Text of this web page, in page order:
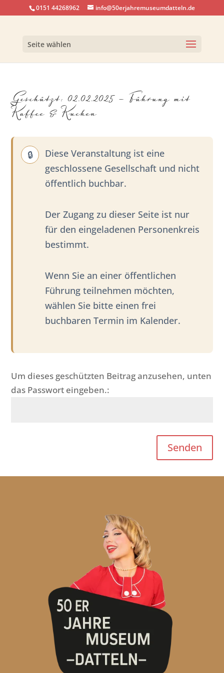
0151 44268962 info@50erjahremuseumdatteln.de
Seite wählen
Geschützt: 02.02.2025 – Führung mit
Kaffee & Kuchen
Diese Veranstaltung ist eine
geschlossene Gesellschaft und nicht
öffentlich buchbar.
Der Zugang zu dieser Seite ist nur
für den eingeladenen Personenkreis
bestimmt.
Wenn Sie an einer öffentlichen
Führung teilnehmen möchten,
wählen Sie bitte einen frei
buchbaren Termin im Kalender.
Um dieses geschützten Beitrag anzusehen, unten
das Passwort eingeben.:
Senden